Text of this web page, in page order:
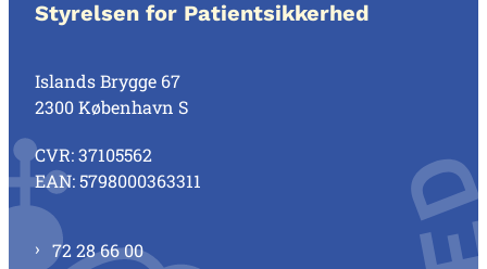
Styrelsen for Patientsikkerhed
Islands Brygge 67
2300 København S
CVR: 37105562
EAN: 5798000363311
72 28 66 00